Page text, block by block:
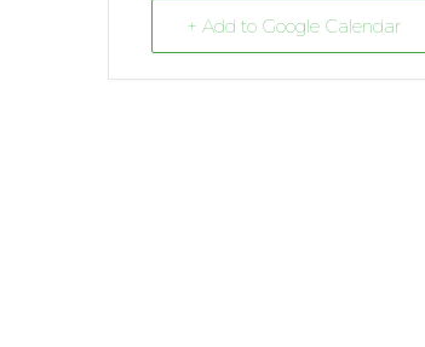
+ Add to Google Calendar